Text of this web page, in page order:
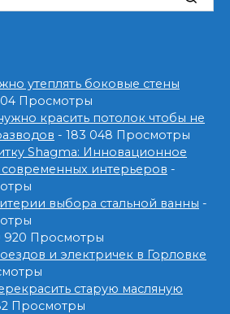
утеплять боковые стены
Просмотры
красить потолок чтобы не
- 183 048 Просмотры
Shagma: Инновационное
интерьеров -
выбора стальной ванны -
920 Просмотры
и электричек в Горловке
старую масляную
Просмотры